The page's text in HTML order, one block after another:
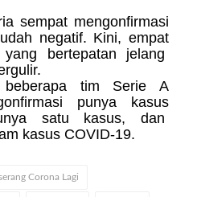
sempat mengonfirmasi
negatif. Kini, empat
bertepatan jelang
beberapa tim Serie A
punya kasus
satu kasus, dan
kasus COVID-19.
Corona Lagi